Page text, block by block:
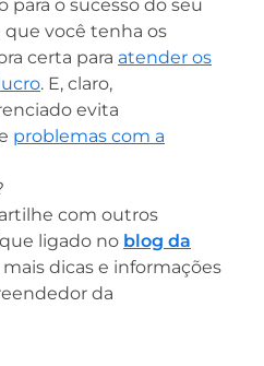
o sucesso do seu
que você tenha os
certa para atender os
. E, claro,
evita
problemas com a
com outros
ligado no blog da
mais dicas e informações
da